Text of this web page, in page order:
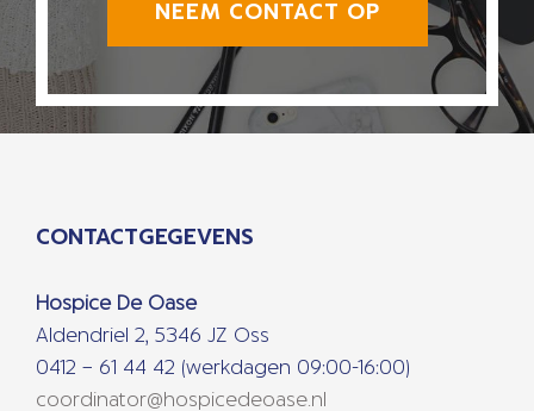
NEEM CONTACT OP
CONTACTGEGEVENS
Hospice De Oase
Aldendriel 2, 5346 JZ Oss
0412 – 61 44 42 (werkdagen 09:00-16:00)
coordinator@hospicedeoase.nl